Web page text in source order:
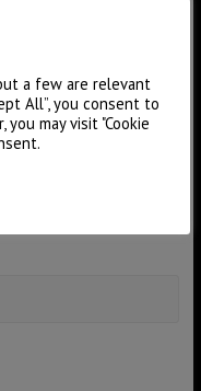
a few are relevant
All”, you consent to
may visit "Cookie